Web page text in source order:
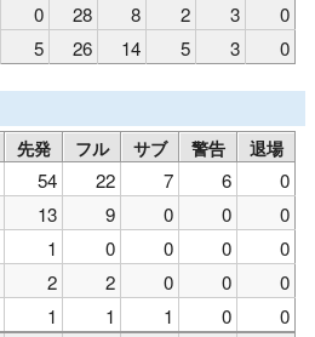
0 28 8 2 3
0
5 26 14 5 3 0
先発 フル サブ 警告 退場
54 22 7 6
0
13 9 0 0
0
1 0 0 0
0
2 2 0 0
0
1 1 1 0
0